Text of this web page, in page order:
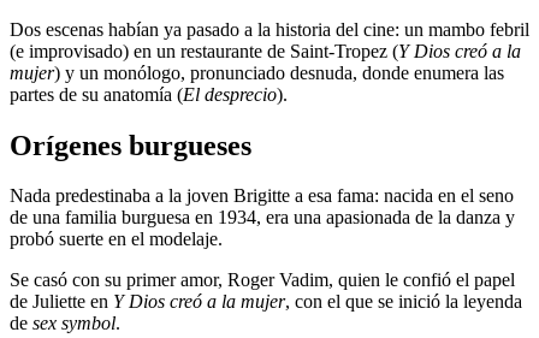
Dos escenas habían ya pasado a la historia del cine: un mambo febril
(e improvisado) en un restaurante de Saint-Tropez (Y Dios creó a la
mujer) y un monólogo, pronunciado desnuda, donde enumera las
partes de su anatomía (El desprecio).
Orígenes burgueses
Nada predestinaba a la joven Brigitte a esa fama: nacida en el seno
de una familia burguesa en 1934, era una apasionada de la danza y
probó suerte en el modelaje.
Se casó con su primer amor, Roger Vadim, quien le confió el papel
de Juliette en Y Dios creó a la mujer, con el que se inició la leyenda
de sex symbol.